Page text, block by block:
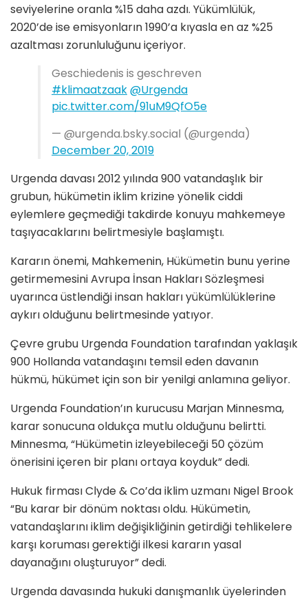
seviyelerine oranla %15 daha azdı. Yükümlülük,
2020’de ise emisyonların 1990’a kıyasla en az %25
azaltması zorunluluğunu içeriyor.
Geschiedenis is geschreven
#klimaatzaak@Urgenda
pic.twitter.com/91uM9QfO5e
— @urgenda.bsky.social (@urgenda)
December 20, 2019
Urgenda davası 2012 yılında 900 vatandaşlık bir
grubun, hükümetin iklim krizine yönelik ciddi
eylemlere geçmediği takdirde konuyu mahkemeye
taşıyacaklarını belirtmesiyle başlamıştı.
Kararın önemi, Mahkemenin, Hükümetin bunu yerine
getirmemesini Avrupa İnsan Hakları Sözleşmesi
uyarınca üstlendiği insan hakları yükümlülüklerine
aykırı olduğunu belirtmesinde yatıyor.
Çevre grubu Urgenda Foundation tarafından yaklaşık
900 Hollanda vatandaşını temsil eden davanın
hükmü, hükümet için son bir yenilgi anlamına geliyor.
Urgenda Foundation’ın kurucusu Marjan Minnesma,
karar sonucuna oldukça mutlu olduğunu belirtti.
Minnesma, “Hükümetin izleyebileceği 50 çözüm
önerisini içeren bir planı ortaya koyduk” dedi.
Hukuk firması Clyde & Co’da iklim uzmanı Nigel Brook
“Bu karar bir dönüm noktası oldu. Hükümetin,
vatandaşlarını iklim değişikliğinin getirdiği tehlikelere
karşı koruması gerektiği ilkesi kararın yasal
dayanağını oluşturuyor” dedi.
Urgenda davasında hukuki danışmanlık üyelerinden